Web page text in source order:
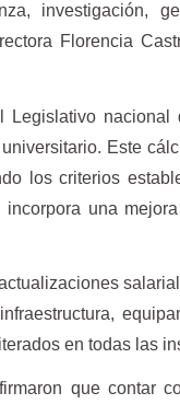
investigación,
Florencia
nacional
Este
los criterios
una
en todas las
que contar